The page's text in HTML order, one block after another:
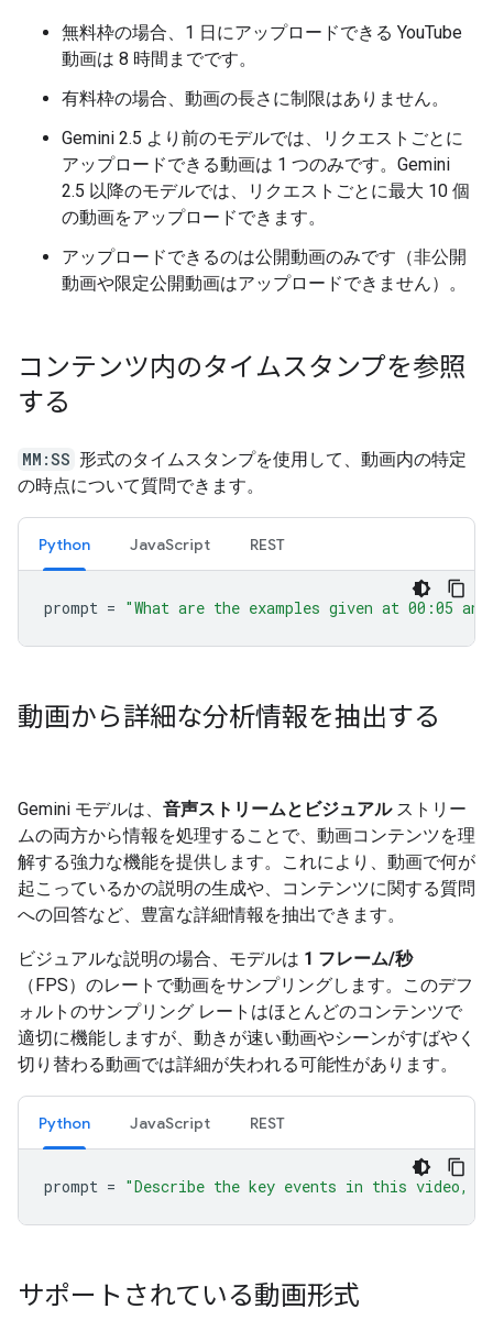
無料枠の場合、1 日にアップロードできる YouTube
動画は 8 時間までです。
有料枠の場合、動画の長さに制限はありません。
Gemini 2.5 より前のモデルでは、リクエストごとに
アップロードできる動画は 1 つのみです。Gemini
2.5 以降のモデルでは、リクエストごとに最大 10 個
の動画をアップロードできます。
アップロードできるのは公開動画のみです（非公開
動画や限定公開動画はアップロードできません）。
コンテンツ内のタイムスタンプを参照
する
MM:SS 形式のタイムスタンプを使用して、動画内の特定
の時点について質問できます。
Python JavaScript REST
prompt = "What are the examples given at 00:05
動画から詳細な分析情報を抽出する
Gemini モデルは、 音声ストリームとビジュアルストリー
ムの両方から情報を処理することで、動画コンテンツを理
解する強力な機能を提供します。これにより、動画で何が
起こっているかの説明の生成や、コンテンツに関する質問
への回答など、豊富な詳細情報を抽出できます。
ビジュアルな説明の場合、モデルは 1 フレーム/秒
（FPS）のレートで動画をサンプリングします。このデフ
ォルトのサンプリング レートはほとんどのコンテンツで
適切に機能しますが、動きが速い動画やシーンがすばやく
切り替わる動画では詳細が失われる可能性があります。
Python JavaScript REST
prompt = "Describe the key events in this video,
サポートされている動画形式